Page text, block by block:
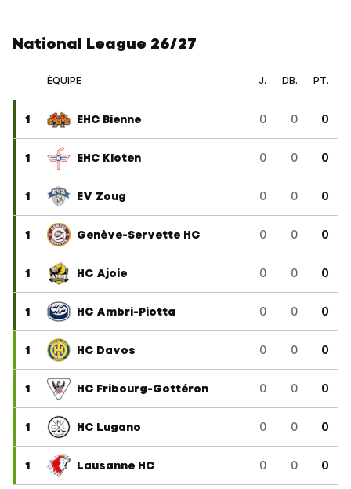
National League 26/27
ÉQUIPE J. DB. PT.
1 EHC Bienne 0 0 0
1 EHC Kloten 0 0 0
1 EV Zoug 0 0 0
1 Genève-Servette HC 0 0 0
1 HC Ajoie 0 0 0
1 HC Ambri-Piotta 0 0 0
1 HC Davos 0 0 0
1 HC Fribourg-Gottéron 0 0 0
1 HC Lugano 0 0 0
1 Lausanne HC 0 0 0